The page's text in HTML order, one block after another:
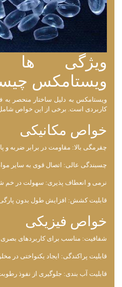
ویژگی
ویستامکس
ویستامکس به دلیل ساختار منحصر به
کاربردی است. برخی از این خواص
خواص مکانیکی
چقرمگی بالا: مقاومت در برابر ضربه و
چسبندگی عالی: اتصال قوی به سایر
نرمی و انعطاف ‌پذیری: سهولت در خم
قابلیت کشش: افزایش طول بدون
خواص فیزیکی
شفافیت: مناسب برای کاربردهای بصری
قابلیت پراکندگی: ایجاد یکنواختی در
قابلیت آب‌ بندی: جلوگیری از نفوذ